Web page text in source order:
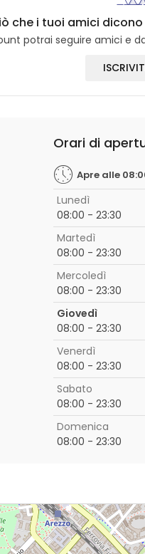
che i tuoi amici
potrai seguire amici e
Orari di
Apre alle
Lunedì
08:00 - 23:30
Martedì
08:00 - 23:30
Mercoledì
08:00 - 23:30
Giovedì
08:00 - 23:30
Venerdì
08:00 - 23:30
Sabato
08:00 - 23:30
Domenica
08:00 - 23:30